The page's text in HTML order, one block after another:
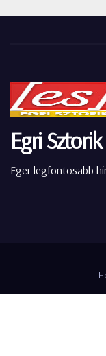
Egri Sztorik
Eger legfontosabb